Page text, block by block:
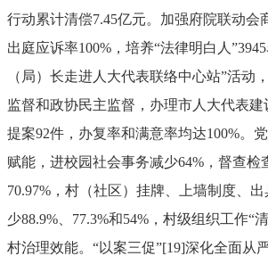
行动累计清偿7.45亿元。加强府院联动会
出庭应诉率100% ，培养“法律明白人 ”3945
（局）长走进人大代表联络中心站”活动
监督和政协民主监督，办理市人大代表建
提案92件，办复率和满意率均达100%。
赋能，进校园社会事务减少64% ，督查
70.97% ，村（社区）挂牌、上墙制度、
少88.9% 77.3%和54% ，村级组织工作“
村治理效能。 “以案三促”[19]深化全面从